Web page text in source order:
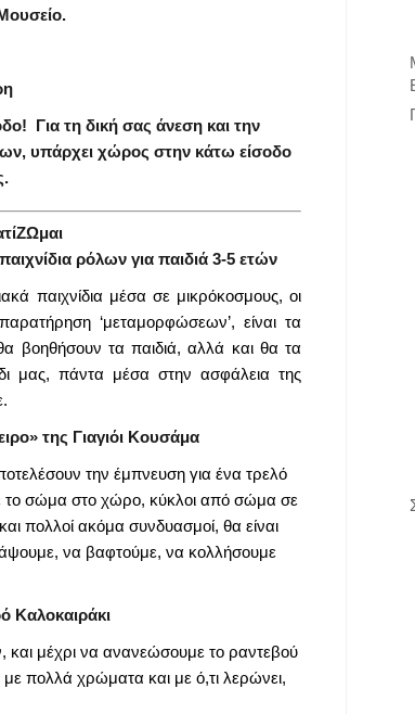
Για τη δική σας άνεση και την
υπάρχει χώρος στην κάτω είσοδο
ρόλων για παιδιά 3-5 ετών
παιχνίδια μέσα σε μικρόκοσμους, οι
‘μεταμορφώσεων’, είναι τα
βοηθήσουν τα παιδιά, αλλά και θα τα
μας, πάντα μέσα στην ασφάλεια της
της Γιαγιόι Κουσάμα
την έμπνευση για ένα τρελό
το σώμα στο χώρο, κύκλοι από σώμα σε
πολλοί ακόμα συνδυασμοί, θα είναι
να βαφτούμε, να κολλήσουμε
Καλοκαιράκι
μέχρι να ανανεώσουμε το ραντεβού
πολλά χρώματα και με ό,τι λερώνει,